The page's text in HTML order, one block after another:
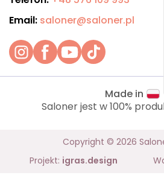
Email: saloner@saloner.pl
Made in
Saloner jest w 100%
Copyright © 2026
Projekt: igras.design